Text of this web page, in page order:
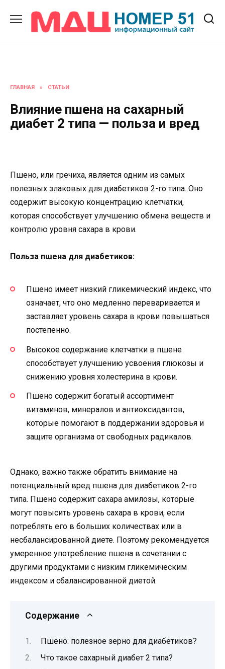
содержанию
ГЛАВНАЯ » СТАТЬИ
Влияние пшена на сахарный
диабет 2 типа — польза и вред
Пшено, или гречиха, является одним из самых
полезных злаковых для диабетиков 2-го типа. Оно
содержит высокую концентрацию клетчатки,
которая способствует улучшению обмена веществ и
контролю уровня сахара в крови.
Польза пшена для диабетиков:
Пшено имеет низкий гликемический индекс, что
означает, что оно медленно переваривается и
заставляет уровень сахара в крови повышаться
постепенно.
Высокое содержание клетчатки в пшене
способствует улучшению усвоения глюкозы и
снижению уровня холестерина в крови.
Пшено содержит богатый ассортимент
витаминов, минералов и антиоксидантов,
которые помогают в поддержании здоровья и
защите организма от свободных радикалов.
Однако, важно также обратить внимание на
потенциальный вред пшена для диабетиков 2-го
типа. Пшено содержит сахара амилозы, которые
могут повысить уровень сахара в крови, если
потреблять его в больших количествах или в
несбалансированной диете. Поэтому рекомендуется
умеренное употребление пшена в сочетании с
другими продуктами с низким гликемическим
индексом и сбалансированной диетой.
Содержание
Пшено: полезное зерно для диабетиков?
Что такое сахарный диабет 2 типа?